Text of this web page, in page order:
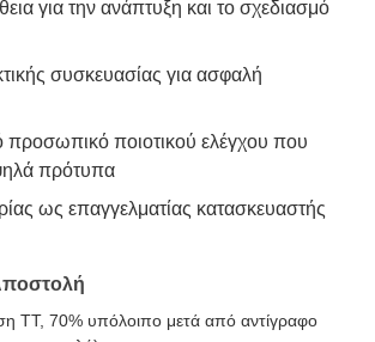
για την ανάπτυξη και το σχεδιασμό
συσκευασίας για ασφαλή
προσωπικό ποιοτικού ελέγχου που
πρότυπα
ως επαγγελματίας κατασκευαστής
TT, 70% υπόλοιπο μετά από αντίγραφο